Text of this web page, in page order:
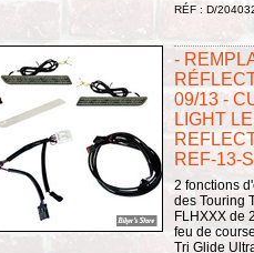
RÉF : D/
-
09/13 -
LIGHT
REF-13-S
2 fonctions
des Touring
FLHXXX de
feu de
Tri Glide